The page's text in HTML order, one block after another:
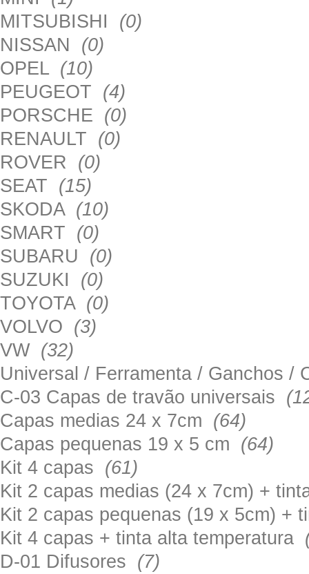
MITSUBISHI (0)
NISSAN (0)
OPEL (10)
PEUGEOT (4)
PORSCHE (0)
RENAULT (0)
ROVER (0)
SEAT (15)
SKODA (10)
SMART (0)
SUBARU (0)
SUZUKI (0)
TOYOTA (0)
VOLVO (3)
VW (32)
Universal / Ferramenta / Ganchos
C-03 Capas de travão universais
Capas medias 24 x 7cm (64)
Capas pequenas 19 x 5 cm (64)
Kit 4 capas (61)
Kit 2 capas medias (24 x 7cm) +
Kit 2 capas pequenas (19 x 5cm) +
Kit 4 capas + tinta alta temperatura
D-01 Difusores (7)